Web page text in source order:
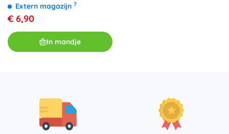
Extern magazijn ?
€ 6,90
In mandje